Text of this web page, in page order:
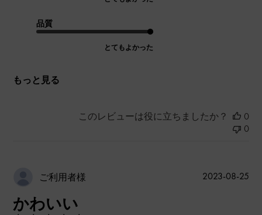
品質
とてもよかった
もっと見る
このレビューは役に立ちましたか？
0
0
ご利用者様
かわいい
公
2023-08-25